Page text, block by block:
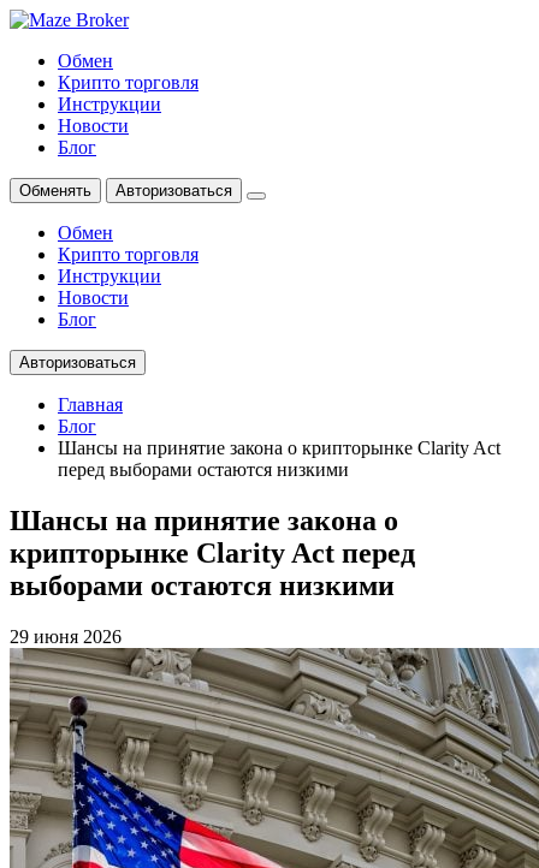
Обмен
Крипто торговля
Инструкции
Новости
Блог
Обменять Авторизоваться
Обмен
Крипто торговля
Инструкции
Новости
Блог
Авторизоваться
Главная
Блог
Шансы на принятие закона о крипторынке Clarity Act
перед выборами остаются низкими
Шансы на принятие закона о
крипторынке Clarity Act перед
выборами остаются низкими
29 июня 2026